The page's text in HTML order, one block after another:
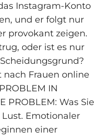
Instagram-Konto
und er folgt nur
provokant zeigen.
oder ist es nur
nach Frauen online
IN
PROBLEM: Was Sie
Emotionaler
einer